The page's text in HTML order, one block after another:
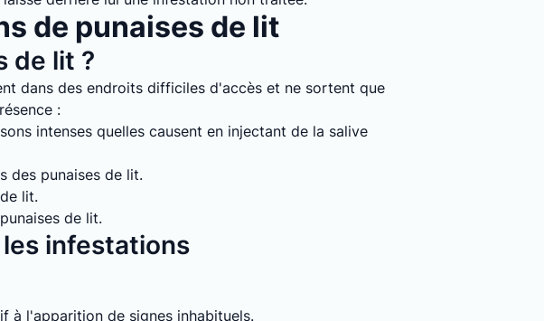
de punaises de lit
de lit ?
dans des endroits difficiles d'accès et ne sortent que
:
intenses quelles causent en injectant de la salive
des punaises de lit.
lit.
de lit.
infestations
à l'apparition de signes inhabituels.